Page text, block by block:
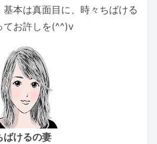
本は真面目に、時々ちばける
てお許しを(^^)v
ばけるの妻